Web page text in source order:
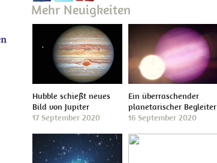
Mehr Neuigkeiten
Hubble schießt neues
Bild von Jupiter
17 September 2020
Ein überraschender
planetarischer Begleiter
16 September 2020